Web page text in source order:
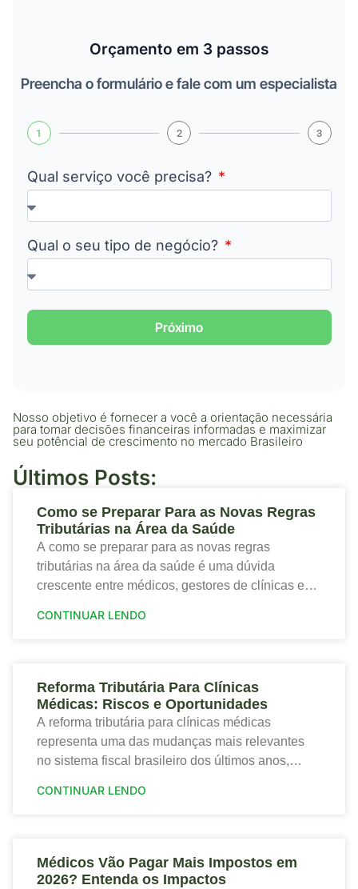
Orçamento em 3 passos
Preencha o formulário e fale com um especialista
1 2 3
Qual serviço você precisa?
Qual o seu tipo de negócio?
Próximo
Nosso objetivo é fornecer a você a orientação necessária
para tomar decisões financeiras informadas e maximizar
seu potêncial de crescimento no mercado Brasileiro
Últimos Posts:
Como se Preparar Para as Novas Regras
Tributárias na Área da Saúde
A como se preparar para as novas regras
tributárias na área da saúde é uma dúvida
crescente entre médicos, gestores de clínicas e
financeira
CONTINUAR LENDO
Reforma Tributária Para Clínicas
Médicas: Riscos e Oportunidades
A reforma tributária para clínicas médicas
representa uma das mudanças mais relevantes
no sistema fiscal brasileiro dos últimos anos,
setor de saúde. Portanto,
CONTINUAR LENDO
Médicos Vão Pagar Mais Impostos em
2026? Entenda os Impactos